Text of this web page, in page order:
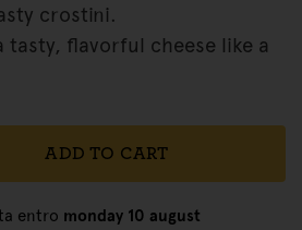
crostini.
tasty, flavorful cheese like a
ADD TO CART
entro monday 10 august